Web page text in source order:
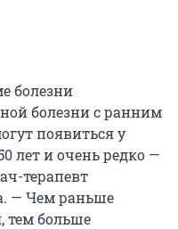
болезни
болезни с ранним
появиться у
лет и очень редко —
терапевт
— Чем раньше
тем больше